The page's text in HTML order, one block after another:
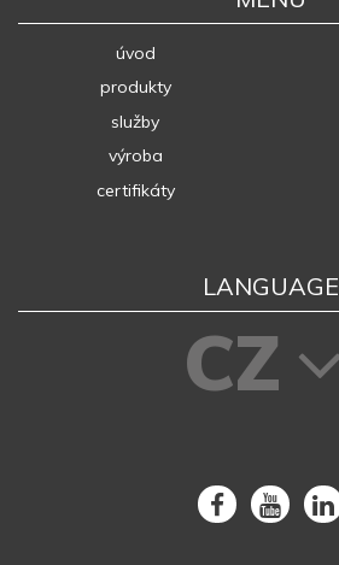
úvod
produkty
služby
výroba
certifikáty
LANGUAGE
CZ